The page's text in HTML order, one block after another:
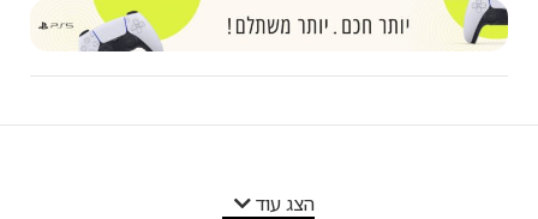
הצג עוד